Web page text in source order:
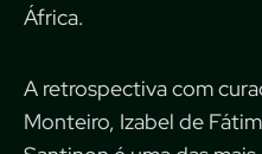
África.
A retrospectiva com
Monteiro, Izabel de